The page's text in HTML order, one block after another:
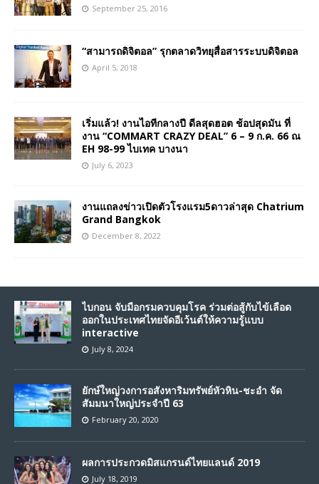
September 25, 2016
“สามารถดิจิตอล” รุกตลาดวิทยุสื่อสารระบบดิจิตอล
April 5, 2018
เริ่มแล้ว! งานไอทีกลางปี ดีลสุดฮอต ช้อปสุดมัน ที่
งาน “COMMART CRAZY DEAL” 6 – 9 ก.ค. 66 ณ
EH 98-99 ไบเทค บางนา
July 6, 2023
งานแถลงข่าวเปิดตัวโรงแรม5ดาวล่าสุด Chatrium
Grand Bangkok
December 8, 2022
ไบกอน จับมือกรมควบคุมโรค ร่วมต่อสู้กับไข้เลือด
ออกในประเทศไทยจัดอีเว้นต์ให้ความรู้แบบ
interactive
July 8, 2024
ยักษ์ใหญ่วงการอสังหาริมทรัพย์หัวหิน-ชะอำ จัด
สัมมนาใหญ่ประจำปี 63
February 20, 2020
ผลการประกวดมิสแกรนด์ไทยแลนด์ 2019
July 18, 2019